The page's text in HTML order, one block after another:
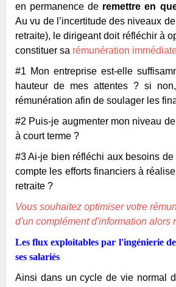
en permanence de remettre en
Au vu de l’incertitude des niveaux
retraite), le dirigeant doit réfléchir à
constituer sa rémunération
#1 Mon entreprise est-elle
hauteur de mes attentes ? si
rémunération afin de soulager les
#2 Puis-je augmenter mon niveau
à court terme ?
#3 Ai-je bien réfléchi aux besoins
compte les efforts financiers à
retraite ?
Vous souhaitez optimiser votre
d'un complément d'information alors
Les flux exploitables par l'ingénierie
ses salariés
Ainsi dans un cycle de vie normal